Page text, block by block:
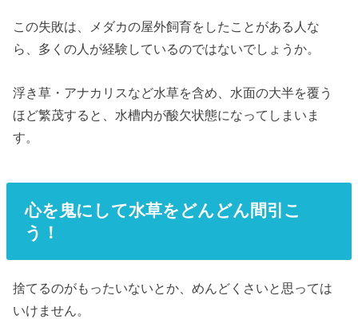
この失敗は、メダカの屋外飼育をしたことがある人な
ら、多くの人が経験しているのではないでしょうか。
浮き草・アナカリスなど水草を含め、水面の大半を覆う
ほど繁茂すると、水槽内が酸欠状態になってしまいま
す。
心を鬼にして水草をどんどん間引こ
う！
捨てるのがもったいないとか、めんどくさいと思っては
いけません。